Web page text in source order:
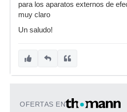
para los aparatos externos de
muy claro
Un saludo!
OFERTAS EN